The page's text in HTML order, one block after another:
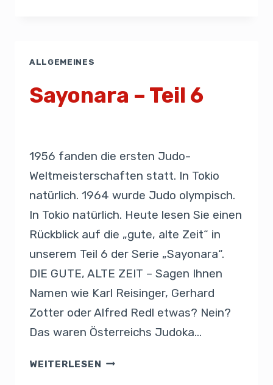
ALLGEMEINES
Sayonara – Teil 6
1956 fanden die ersten Judo-
Weltmeisterschaften statt. In Tokio
natürlich. 1964 wurde Judo olympisch.
In Tokio natürlich. Heute lesen Sie einen
Rückblick auf die „gute, alte Zeit“ in
unserem Teil 6 der Serie „Sayonara“.
DIE GUTE, ALTE ZEIT – Sagen Ihnen
Namen wie Karl Reisinger, Gerhard
Zotter oder Alfred Redl etwas? Nein?
Das waren Österreichs Judoka…
WEITERLESEN